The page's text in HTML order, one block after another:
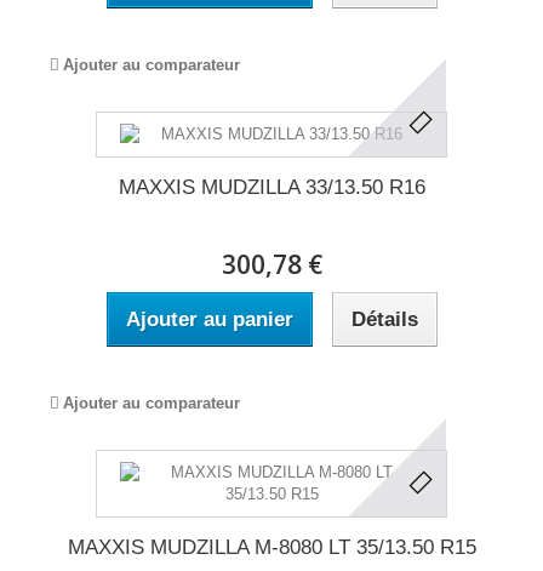
Ajouter au comparateur
MAXXIS MUDZILLA 33/13.50 R16
300,78 €
Ajouter au panier Détails
Ajouter au comparateur
MAXXIS MUDZILLA M-8080 LT 35/13.50 R15